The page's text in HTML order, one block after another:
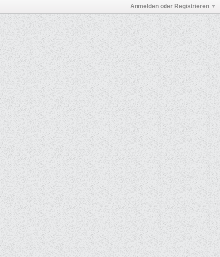
Anmelden oder Registrieren